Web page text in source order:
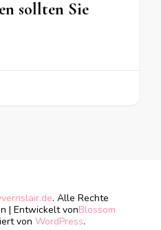
sollten Sie
. Alle Rechte
| Entwickelt vonBlossom
von WordPress.